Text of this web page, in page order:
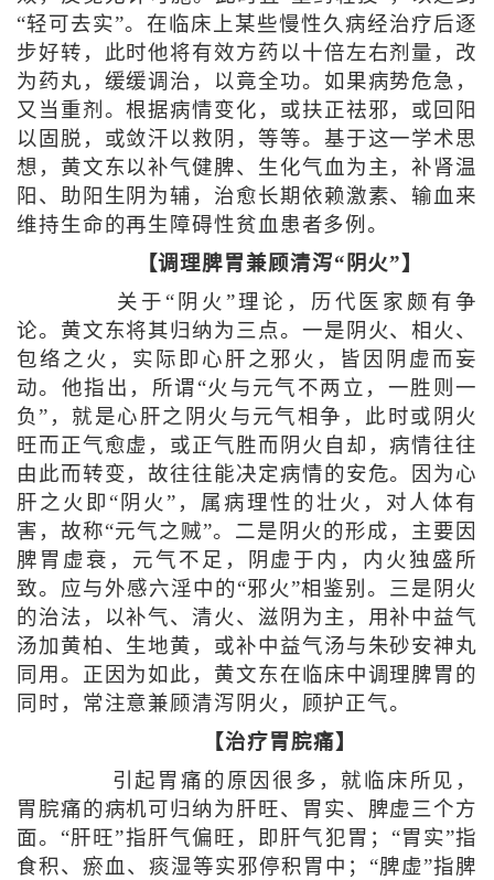
“轻可去实”。在临床上某些慢性久病经治疗后逐
步好转，此时他将有效方药以十倍左右剂量，改
为药丸，缓缓调治，以竟全功。如果病势危急，
又当重剂。根据病情变化，或扶正祛邪，或回阳
以固脱，或敛汗以救阴，等等。基于这一学术思
想，黄文东以补气健脾、生化气血为主，补肾温
阳、助阳生阴为辅，治愈长期依赖激素、输血来
维持生命的再生障碍性贫血患者多例。
【调理脾胃兼顾清泻“阴火”】
关于“阴火”理论，历代医家颇有争
论。黄文东将其归纳为三点。一是阴火、相火、
包络之火，实际即心肝之邪火，皆因阴虚而妄
动。他指出，所谓“火与元气不两立，一胜则一
负”，就是心肝之阴火与元气相争，此时或阴火
旺而正气愈虚，或正气胜而阴火自却，病情往往
由此而转变，故往往能决定病情的安危。因为心
肝之火即“阴火”，属病理性的壮火，对人体有
害，故称“元气之贼”。二是阴火的形成，主要因
脾胃虚衰，元气不足，阴虚于内，内火独盛所
致。应与外感六淫中的“邪火”相鉴别。三是阴火
的治法，以补气、清火、滋阴为主，用补中益气
汤加黄柏、生地黄，或补中益气汤与朱砂安神丸
同用。正因为如此，黄文东在临床中调理脾胃的
同时，常注意兼顾清泻阴火，顾护正气。
【治疗胃脘痛】
引起胃痛的原因很多，就临床所见，
胃脘痛的病机可归纳为肝旺、胃实、脾虚三个方
面。“肝旺”指肝气偏旺，即肝气犯胃；“胃实”指
食积、瘀血、痰湿等实邪停积胃中；“脾虚”指脾